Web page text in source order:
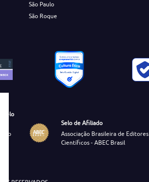
São Paulo
São Roque
Selo
Selo de Afiliado
Associação Brasileira de Editores
Científicos - ABEC Brasil